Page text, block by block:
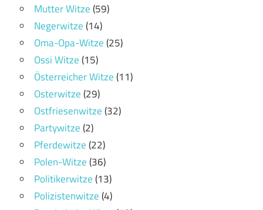
Mutter Witze(59)
Negerwitze(14)
Oma-Opa-Witze(25)
Ossi Witze(15)
Österreicher Witze(11)
Osterwitze(29)
Ostfriesenwitze(32)
Partywitze(2)
Pferdewitze(22)
Polen-Witze(36)
Politikerwitze(13)
Polizistenwitze(4)